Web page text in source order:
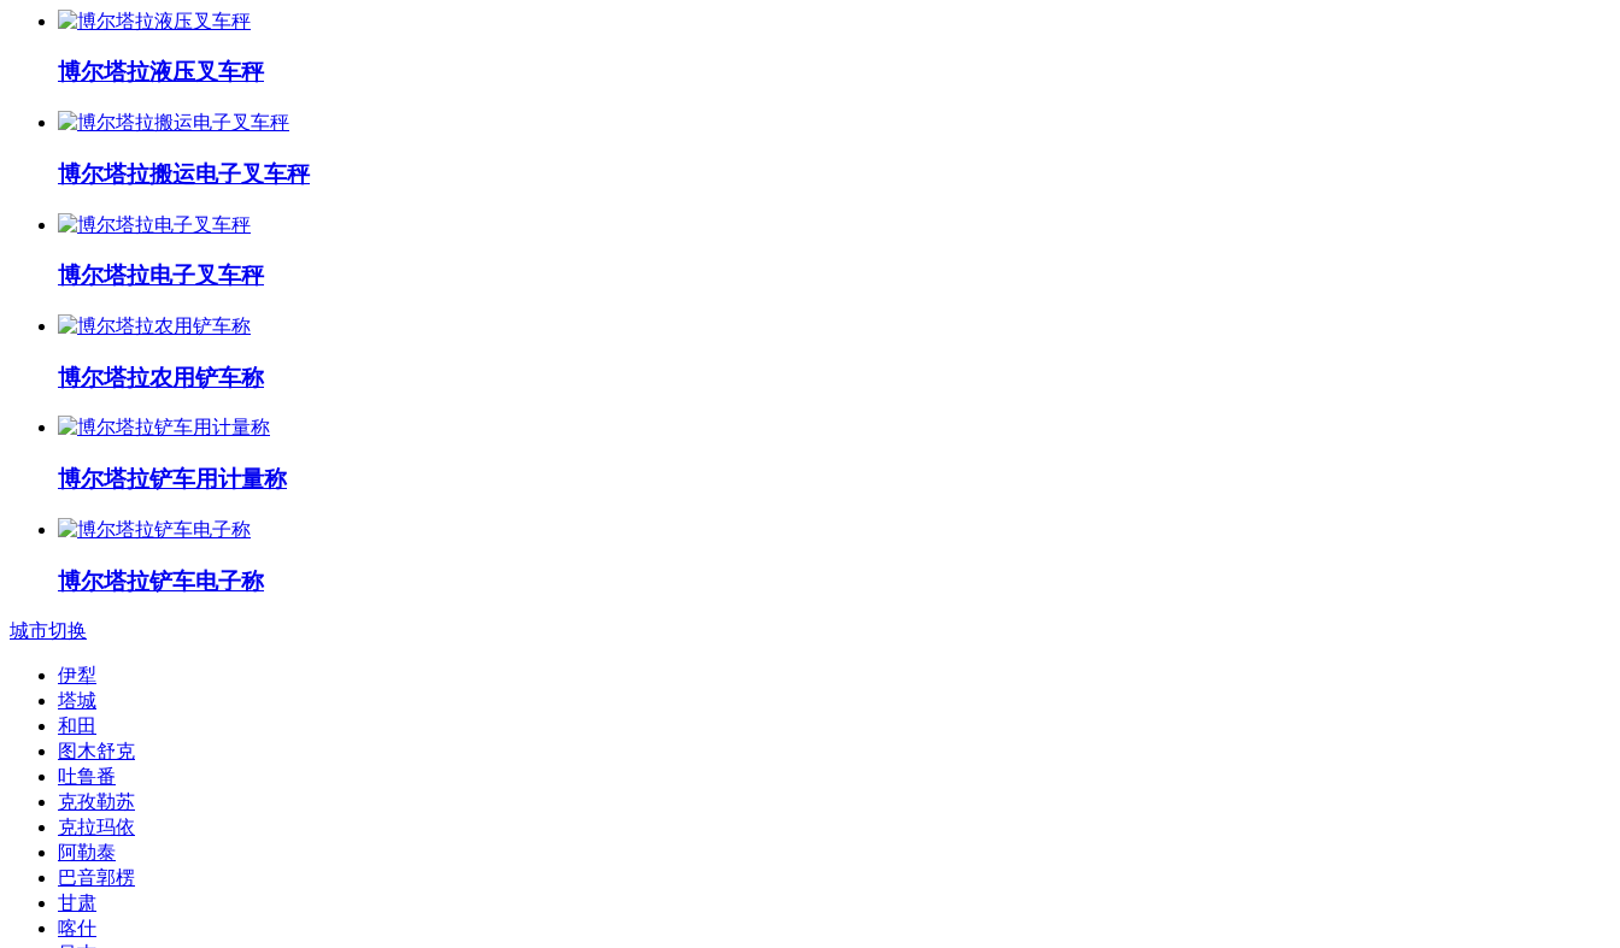
博尔塔拉液压叉车秤
博尔塔拉搬运电子叉车秤
博尔塔拉电子叉车秤
博尔塔拉农用铲车称
博尔塔拉铲车用计量称
博尔塔拉铲车电子称
城市切换
伊犁
塔城
和田
图木舒克
吐鲁番
克孜勒苏
克拉玛依
阿勒泰
巴音郭楞
甘肃
喀什